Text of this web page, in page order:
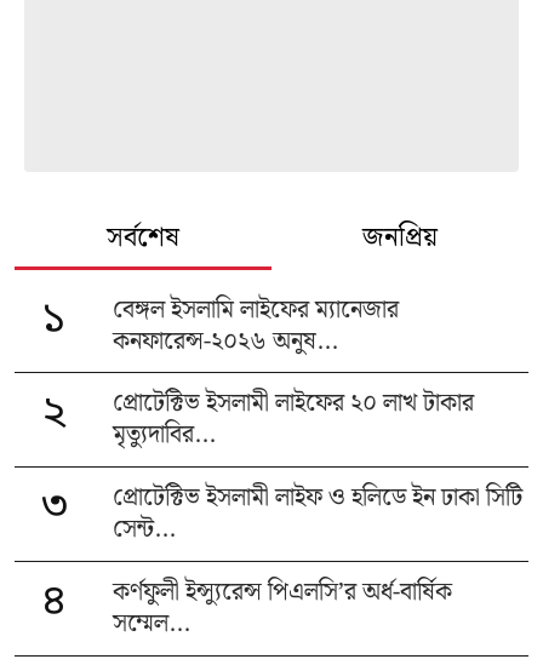
সর্বশেষ জনপ্রিয়
১
বেঙ্গল ইসলামি লাইফের ম্যানেজার
কনফারেন্স-২০২৬ অনুষ...
২
প্রোটেক্টিভ ইসলামী লাইফের ২০ লাখ টাকার
মৃত্যুদাবির...
৩
প্রোটেক্টিভ ইসলামী লাইফ ও হলিডে ইন ঢাকা সিটি
সেন্ট...
৪
কর্ণফুলী ইন্স্যুরেন্স পিএলসি’র অর্ধ-বার্ষিক
সম্মেল...